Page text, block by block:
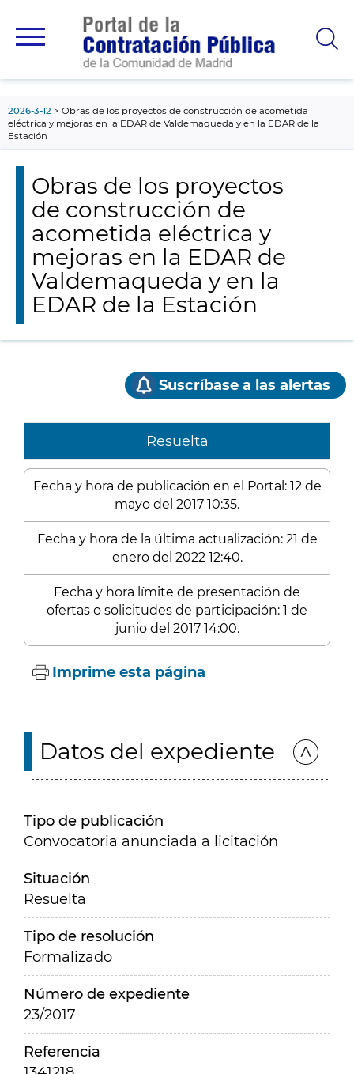
principal
2026-3-12
Obras de los proyectos de construcción de acometida
eléctrica y mejoras en la EDAR de Valdemaqueda y en la EDAR de la
Estación
Obras de los proyectos
de construcción de
acometida eléctrica y
mejoras en la EDAR de
Valdemaqueda y en la
EDAR de la Estación
Suscríbase a las alertas
Resuelta
Fecha y hora de publicación en el Portal: 12 de
mayo del 2017 10:35.
Fecha y hora de la última actualización: 21 de
enero del 2022 12:40.
Fecha y hora límite de presentación de
ofertas o solicitudes de participación: 1 de
junio del 2017 14:00.
Imprime esta página
Datos del expediente
Tipo de publicación
Convocatoria anunciada a licitación
Situación
Resuelta
Tipo de resolución
Formalizado
Número de expediente
23/2017
Referencia